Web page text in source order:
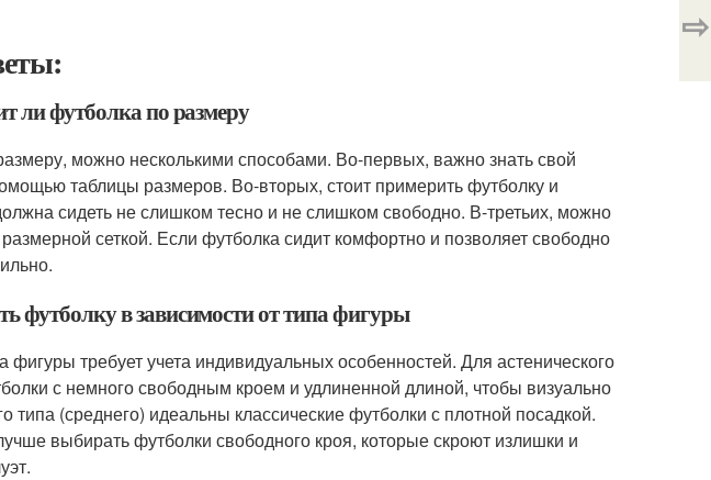
ли футболка по размеру
можно несколькими способами. Во-первых, важно знать свой
таблицы размеров. Во-вторых, стоит примерить футболку и
сидеть не слишком тесно и не слишком свободно. В-третьих, можно
размерной сеткой. Если футболка сидит комфортно и позволяет свободно
футболку в зависимости от типа фигуры
требует учета индивидуальных особенностей. Для астенического
с немного свободным кроем и удлиненной длиной, чтобы визуально
типа (среднего) идеальны классические футболки с плотной посадкой.
выбирать футболки свободного кроя, которые скроют излишки и
⇨